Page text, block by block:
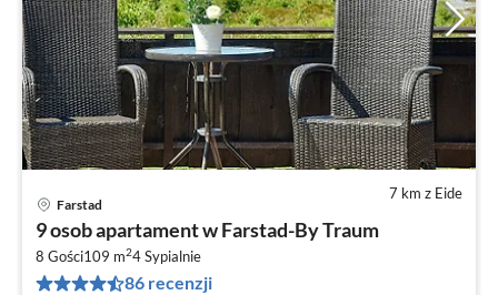
7 km z Eide
Farstad
9 osob apartament w Farstad-By Traum
8 Gości109 m24Sypialnie
86 recenzji